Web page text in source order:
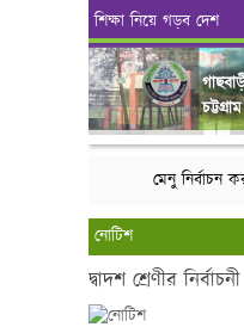
শিক্ষা নিয়ে গড়ব দেশ
মেনু নির্বাচন
নোটিশ
দ্বাদশ শ্রেণীর